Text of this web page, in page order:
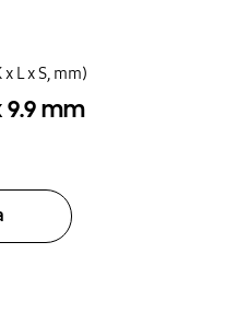
L x S, mm)
9.9 mm